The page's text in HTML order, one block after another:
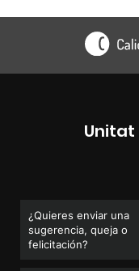
Unitat
¿Quieres enviar una
sugerencia, queja o
felicitación?